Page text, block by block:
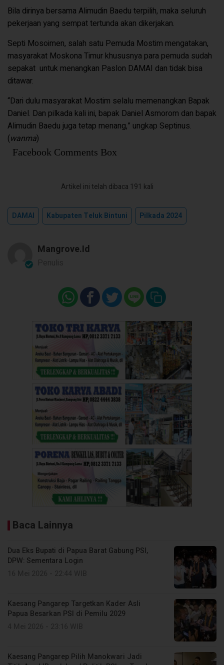
Bila dirinya bersama Alimudin Baedu terpilih, maka seluruh
pekerjaan yang sempat tertunda akan dikerjakan.
Septi Mosoimen, salah satu Pemuda Mostim mengatakan,
masyarakat Moskona Timur khususnya para pemuda sudah
sepakat untuk menangkan Paslon DAMAI dan tidak bisa
ditawar.
“Dari dulu masyarakat Mostim selalu memenangkan Bapak
Daniel. Dan pilkada kali ini, bapak Daniel Asmorom dan bapak
Alimudin Baedu juga tetap menang,” ungkap Septinus.
(wanma)
Facebook Comments Box
Artikel ini telah dibaca 191 kali
DAMAI Kabupaten Teluk Bintuni Pilkada 2024
Mangrove.id
Baca Lainnya
Dua Eks Bupati di Papua Barat Gabung PSI,
DPW: Sementara Login
Kaesang Pangarep Targetkan Kader Asli
Papua Besarkan PSI di Pemilu 2029
Kaesang Pangarep Pilih Manokwari Jadi